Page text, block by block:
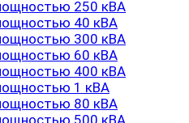
250 кВА
40 кВА
300 кВА
60 кВА
400 кВА
1 кВА
80 кВА
500 кВА